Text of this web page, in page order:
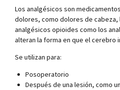
Los analgésicos son
dolores, como dolores de cabeza,
analgésicos opioides como los
alteran la forma en que el cerebro
Se utilizan para:
Posoperatorio
Después de una lesión, como